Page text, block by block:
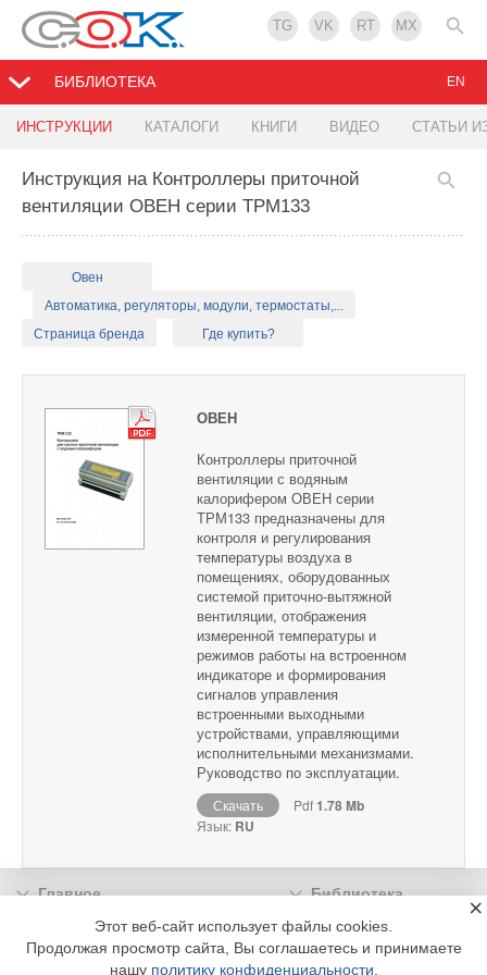
TG VK RT MX
БИБЛИОТЕКА
ИНСТРУКЦИИ КАТАЛОГИ КНИГИ ВИДЕО СТАТЬИ
EN
Инструкция на Контроллеры приточной
вентиляции ОВЕН серии ТРМ133
Овен
Автоматика, регуляторы, модули, термостаты,...
Страница бренда
Где купить?
ОВЕН
Контроллеры приточной
вентиляции с водяным
калорифером ОВЕН серии
ТРМ133 предназначены для
контроля и регулирования
температуры воздуха в
помещениях, оборудованных
системой приточно-вытяжной
вентиляции, отображения
измеренной температуры и
режимов работы на встроенном
индикаторе и формирования
сигналов управления
встроенными выходными
устройствами, управляющими
исполнительными механизмами.
Руководство по эксплуатации.
Скачать Pdf1.78 Mb
Язык: RU
Главное
Библиотека
Подписка
Реклама
Информация
Этот веб-сайт использует файлы cookies.
Продолжая просмотр сайта, Вы соглашаетесь и принимаете
нашу политику конфиденциальности
×